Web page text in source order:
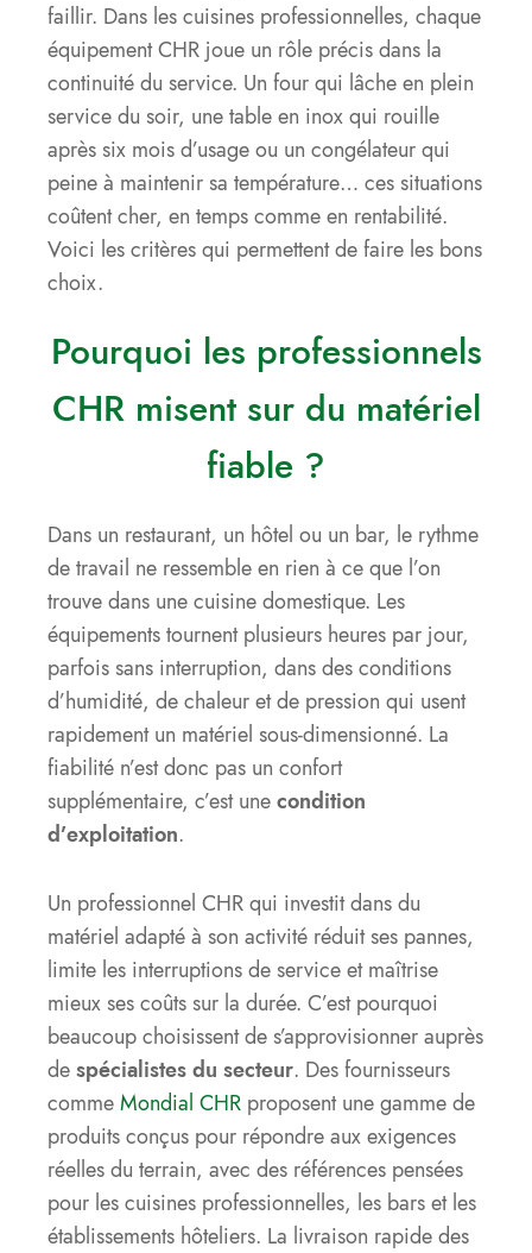
faillir. Dans les cuisines professionnelles, chaque
équipement CHR joue un rôle précis dans la
continuité du service. Un four qui lâche en plein
service du soir, une table en inox qui rouille
après six mois d’usage ou un congélateur qui
peine à maintenir sa température… ces situations
coûtent cher, en temps comme en rentabilité.
Voici les critères qui permettent de faire les bons
choix.
Pourquoi les professionnels
CHR misent sur du matériel
fiable ?
Dans un restaurant, un hôtel ou un bar, le rythme
de travail ne ressemble en rien à ce que l’on
trouve dans une cuisine domestique. Les
équipements tournent plusieurs heures par jour,
parfois sans interruption, dans des conditions
d’humidité, de chaleur et de pression qui usent
rapidement un matériel sous-dimensionné. La
fiabilité n’est donc pas un confort
supplémentaire, c’est unecondition
d’exploitation.
Un professionnel CHR qui investit dans du
matériel adapté à son activité réduit ses pannes,
limite les interruptions de service et maîtrise
mieux ses coûts sur la durée. C’est pourquoi
beaucoup choisissent de s’approvisionner auprès
despécialistes du secteur. Des fournisseurs
commeMondial CHR proposent une gamme de
produits conçus pour répondre aux exigences
réelles du terrain, avec des références pensées
pour les cuisines professionnelles, les bars et les
établissements hôteliers. La livraison rapide des